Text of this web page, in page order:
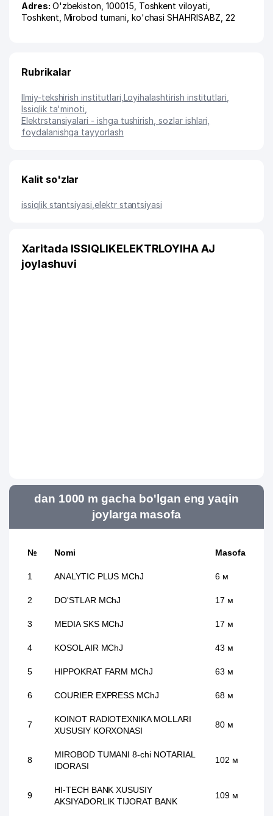
Adres: O'zbekiston, 100015, Toshkent viloyati
Toshkent Mirobod tumani ko'chasi SHAHRISABZ , 22
Rubrikalar
Ilmiy-tekshirish institutlari Loyihalashtirish institutlari
Issiqlik ta'minoti
Elektrstansiyalari - ishga tushirish, sozlar ishlari,
foydalanishga tayyorlash
Kalit so'zlar
issiqlik stantsiyasi elektr stantsiyasi
Xaritada ISSIQLIKELEKTRLOYIHA AJ
joylashuvi
dan 1000 m gacha bo'lgan eng yaqin
joylarga masofa
№ Nomi Masofa
1 ANALYTIC PLUS MChJ 6 м
2 DO'STLAR MChJ 17 м
3 MEDIA SKS MChJ 17 м
4 KOSOL AIR MChJ 43 м
5 HIPPOKRAT FARM MChJ 63 м
6 COURIER EXPRESS MChJ 68 м
7
KOINOT RADIOTEXNIKA MOLLARI
XUSUSIY KORXONASI
80 м
8
MIROBOD TUMANI 8-chi NOTARIAL
IDORASI
102 м
9
HI-TECH BANK XUSUSIY
AKSIYADORLIK TIJORAT BANK
109 м